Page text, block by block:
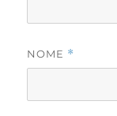
NOME *